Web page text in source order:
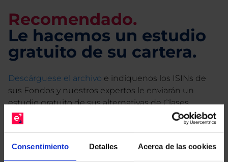
Consentimiento Detalles Acerca de las cookies
Recomendado.
Le hacemos un estudio
gratuito de su cartera.
Descárguese el archivo e indíquenos los ISINs de
sus Fondos y nuestros expertos le enviarán un
estudio gratuito de sus alternativas de Clases
Limpias con las que podrá ahorrar en sus costes.